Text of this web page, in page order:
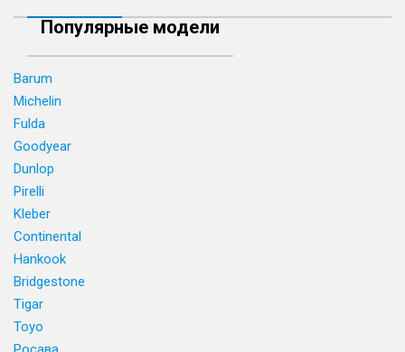
Популярные модели
Barum
Michelin
Fulda
Goodyear
Dunlop
Pirelli
Kleber
Continental
Hankook
Bridgestone
Tigar
Toyo